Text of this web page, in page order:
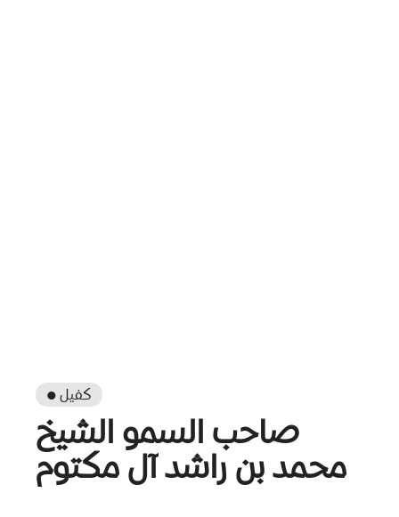
● كفيل
صاحب السمو الشيخ
محمد بن راشد آل مكتوم